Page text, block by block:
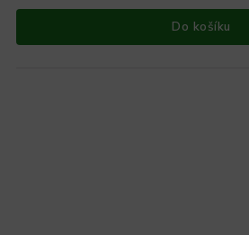
Do košíku